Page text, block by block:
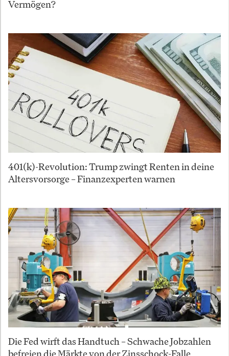
Vermögen?
401(k)-Revolution: Trump zwingt Renten in deine
Altersvorsorge – Finanzexperten warnen
Die Fed wirft das Handtuch – Schwache Jobzahlen
befreien die Märkte von der Zinsschock-Falle